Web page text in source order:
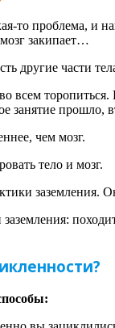
то проблема, и
закипает…
другие части
торопиться.
занятие прошло,
чем мозг.
тело и мозг.
заземления.